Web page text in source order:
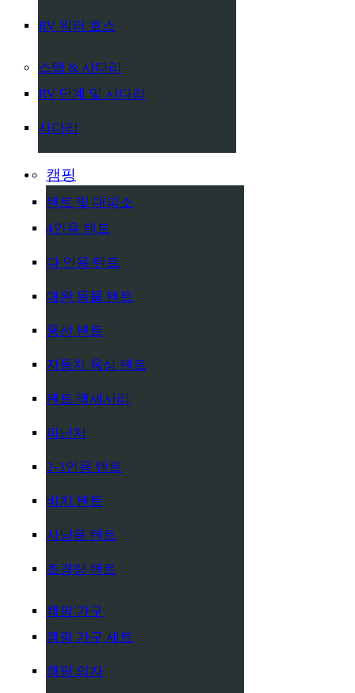
RV 워터 호스
스텝 & 사다리
RV 단계 및 사다리
사다리
캠핑
텐트 및 대피소
4인용 텐트
다 인용 텐트
애완 동물 텐트
풍선 텐트
자동차 옥상 텐트
텐트 액세서리
피난처
2-3인용 텐트
비치 텐트
사냥용 텐트
초경량 텐트
캠핑 가구
캠핑 가구 세트
캠핑 의자